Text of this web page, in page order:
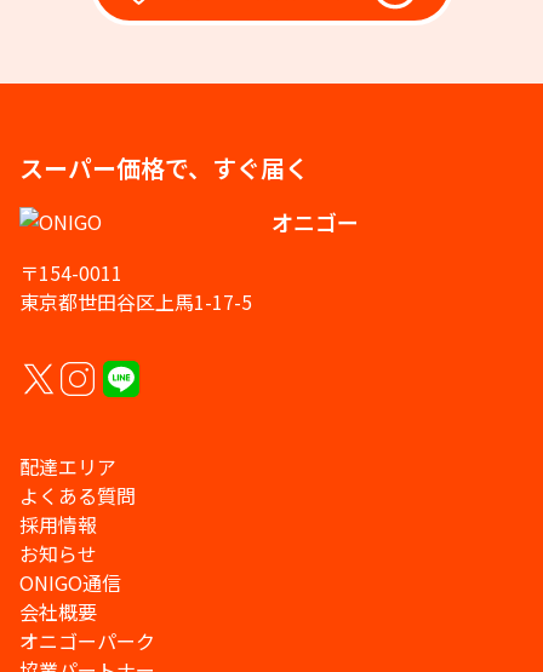
スーパー価格で、すぐ届く
オニゴー
〒154-0011
東京都世田谷区上馬1-17-5
配達エリア
よくある質問
採用情報
お知らせ
ONIGO通信
会社概要
オニゴーパーク